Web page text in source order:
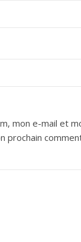
mon e-mail et
prochain